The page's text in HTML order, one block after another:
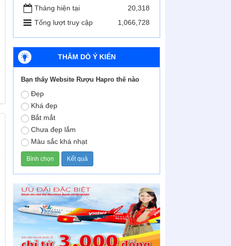
Tháng hiện tại
20,318
Tổng lượt truy cập
1,066,728
THĂM DÒ Ý KIẾN
Bạn thấy Website Rượu Hapro thế nào
Đẹp
Khá đẹp
Bắt mắt
Chưa đẹp lắm
Màu sắc khá nhạt